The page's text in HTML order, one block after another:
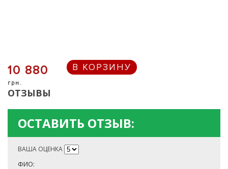
10 880
грн.
В КОРЗИНУ
ОТЗЫВЫ
ОСТАВИТЬ ОТЗЫВ:
ВАША ОЦЕНКА
ФИО: